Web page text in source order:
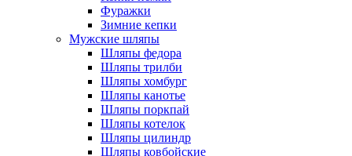
Фуражки
Зимние кепки
Мужские шляпы
Шляпы федора
Шляпы трилби
Шляпы хомбург
Шляпы канотье
Шляпы поркпай
Шляпы котелок
Шляпы цилиндр
Шляпы ковбойские